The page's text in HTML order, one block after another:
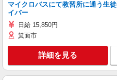
マイクロバスにて教習所に通う生
イバー
日給 15,850円
箕面市
詳細を見る